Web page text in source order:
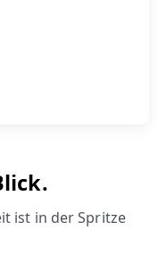
ist in der Spritze